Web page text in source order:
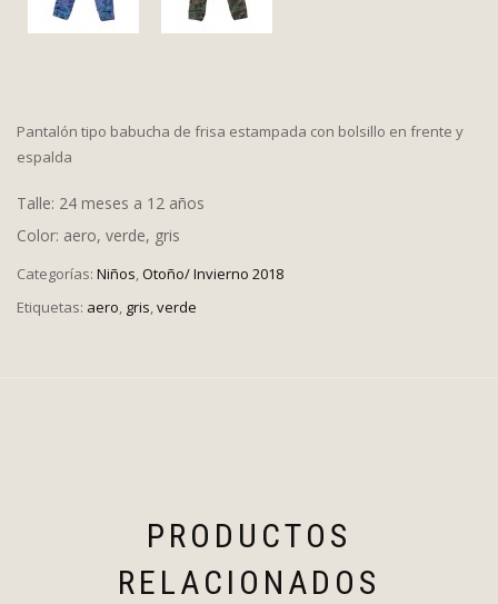
Pantalón tipo babucha de frisa estampada con bolsillo en frente y
espalda
Talle: 24 meses a 12 años
Color: aero, verde, gris
Categorías: Niños Otoño/ Invierno 2018
Etiquetas: aero, gris,verde
PRODUCTOS
RELACIONADOS